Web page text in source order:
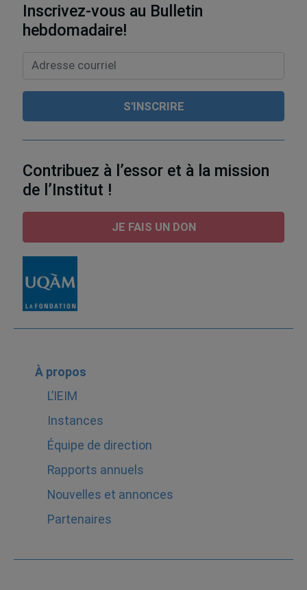
Inscrivez-vous au Bulletin
hebdomadaire!
Contribuez à l’essor et à la mission
de l’Institut !
JE FAIS UN DON
À propos
L’IEIM
Instances
Équipe de direction
Rapports annuels
Nouvelles et annonces
Partenaires